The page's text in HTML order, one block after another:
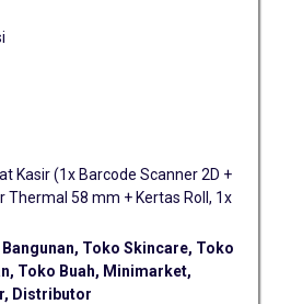
Kasir (1x Barcode Scanner 2D +
Thermal 58 mm + Kertas Roll, 1x
Toko Skincare, Toko
Toko Buah, Minimarket,
Distributor